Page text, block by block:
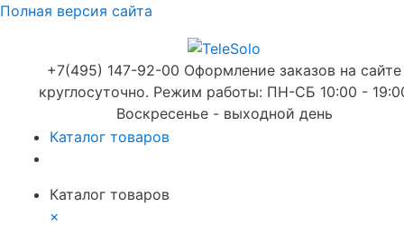
Полная версия сайта
+7(495) 147-92-00 Оформление заказов на сайте
круглосуточно. Режим работы: ПН-СБ 10:00 -
Воскресенье - выходной день
Каталог товаров
Каталог товаров
×